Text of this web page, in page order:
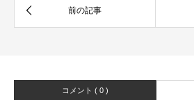
コメント ( 0 )